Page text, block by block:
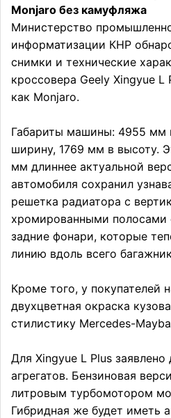
Monjaro без камуфляжа
Министерство
информатизации КНР
снимки и технические
кроссовера Geely Xingyue L
как Monjaro.
Габариты машины: 4955 мм
ширину, 1769 мм в высоту.
мм длиннее актуальной
автомобиля сохранил
решетка радиатора с
хромированными полосами
задние фонари, которые
линию вдоль всего
Кроме того, у покупателей
двухцветная окраска
стилистику Mercedes-
Для Xingyue L Plus
агрегатов. Бензиновая
литровым турбомотором
Гибридная же будет иметь